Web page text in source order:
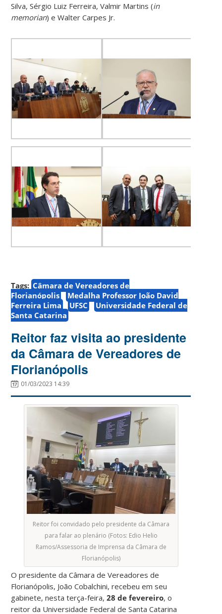
Silva, Sérgio Luiz Ferreira, Valmir Martins (in
memorian) e Walter Carpes Jr.
Tags: Câmara de Vereadores de
Florianópolis
Medalha Professor João David
Ferreira Lima
UFSC
Universidade Federal de
Santa Catarina
Reitor faz visita ao presidente
da Câmara de Vereadores de
Florianópolis
01/03/2023 14:39
Reitor foi convidado pelo presidente da Câmara
para falar ao plenário (Fotos: Edio Helio
Ramos/Assessoria de Imprensa da Câmara de
Florianópolis)
O presidente da Câmara de Vereadores de
Florianópolis, João Cobalchini, recebeu em seu
gabinete, nesta terça-feira,28 de fevereiro, o
reitor da Universidade Federal de Santa Catarina